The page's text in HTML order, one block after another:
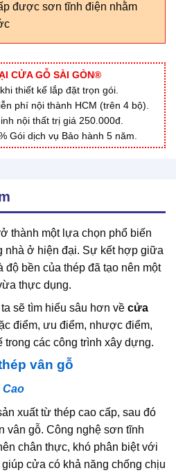
được sơn tĩnh điện nhằm
CỬA GỖ SÀI GÒN®
thiết kế lắp đặt trọn gói.
phí nội thành HCM (trên 4 bộ).
nội thất trị giá 250.000đ.
Gói dịch vụ Bảo hành 5 năm.
thành một lựa chọn phổ biến
nhà ở hiện đại. Sự kết hợp giữa
độ bền của thép đã tạo nên một
thực dụng.
sẽ tìm hiểu sâu hơn về cửa
điểm, ưu điểm, nhược điểm,
các công trình xây dựng.
vân gỗ
Cao
xuất từ thép cao cấp, sau đó
vân gỗ. Công nghệ sơn tĩnh
chân thực, khó phân biệt với
cửa có khả năng chống chịu